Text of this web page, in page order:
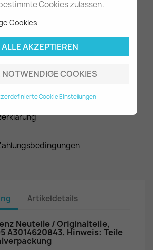
Cookies zulassen.
Cookies
ALLE AKZEPTIEREN
NOTWENDIGE COOKIES
Cookie Einstellungen
W301
A3014620843
Artikeldetails
Neuteile / Originalteile,
A3014620843, Hinweis: Teile